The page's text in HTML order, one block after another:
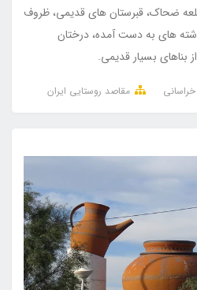
ضحاک، قبرستان های قدیمی، ظروف
های به دست آمده، درختان
بناهای بسیار قدیمی.
مقاصد روستایی ایران